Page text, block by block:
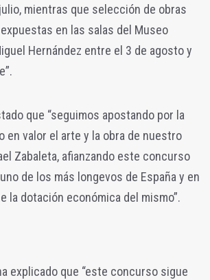
mientras que selección de obras
en las salas del Museo
Hernández entre el 3 de agosto y
que “seguimos apostando por la
en valor el arte y la obra de nuestro
Zabaleta, afianzando este concurso
de los más longevos de España y en
la dotación económica del mismo”.
explicado que “este concurso sigue